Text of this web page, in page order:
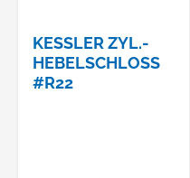
KESSLER ZYL.-
HEBELSCHLOSS
#R22